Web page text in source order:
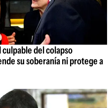
culpable del colapso
su soberanía ni protege a